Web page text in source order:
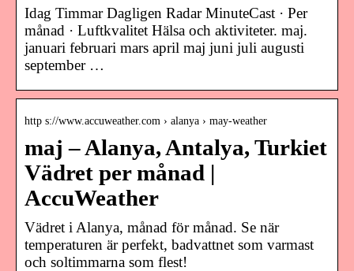
Idag Timmar Dagligen Radar MinuteCast · Per
månad · Luftkvalitet Hälsa och aktiviteter. maj.
januari februari mars april maj juni juli augusti
september …
http s://www.accuweather.com › alanya › may-weather
maj – Alanya, Antalya, Turkiet
Vädret per månad |
AccuWeather
Vädret i Alanya, månad för månad. Se när
temperaturen är perfekt, badvattnet som varmast
och soltimmarna som flest!